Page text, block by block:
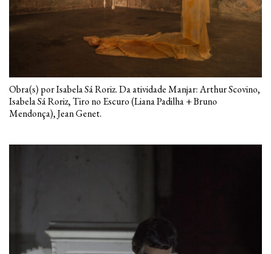
Obra(s) por Isabela Sá Roriz. Da atividade Manjar: Arthur Scovino,
Isabela Sá Roriz, Tiro no Escuro (Liana Padilha + Bruno
Mendonça), Jean Genet.